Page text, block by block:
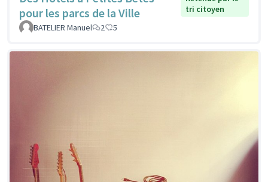
pour les parcs de la Ville
tri citoyen
BATELIER Manuel
2 5